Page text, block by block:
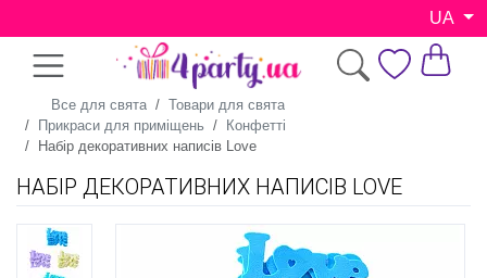
UA
Все для свята
Товари для свята
Прикраси для приміщень
Конфетті
Набір декоративних написів Love
НАБІР ДЕКОРАТИВНИХ НАПИСІВ LOVE